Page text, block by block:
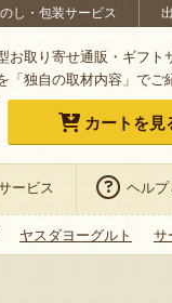
のし・包装サービス
取り寄せ通販・ギフト
独自の取材内容」でご
カートを見
ービス ヘルプ
ヤスダヨーグルト サ